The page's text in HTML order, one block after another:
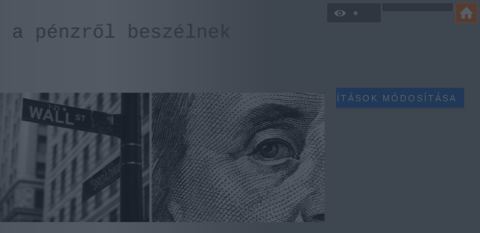
SÜTI BEÁLLÍTÁSOK MÓDOSÍTÁSA